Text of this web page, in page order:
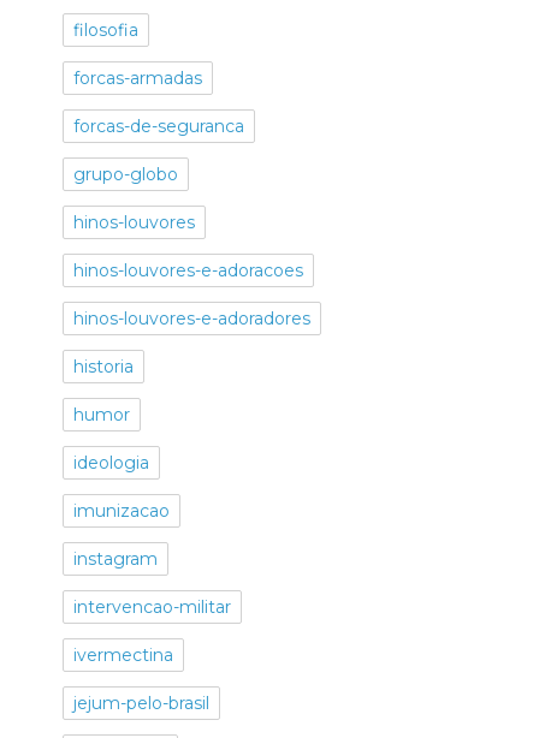
filosofia
forcas-armadas
forcas-de-seguranca
grupo-globo
hinos-louvores
hinos-louvores-e-adoracoes
hinos-louvores-e-adoradores
historia
humor
ideologia
imunizacao
instagram
intervencao-militar
ivermectina
jejum-pelo-brasil